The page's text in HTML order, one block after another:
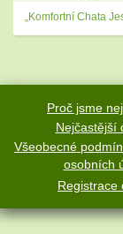
„Komfortní Chata
Proč jsme
Nejčastější
Všeobecné
osobních
Registrace